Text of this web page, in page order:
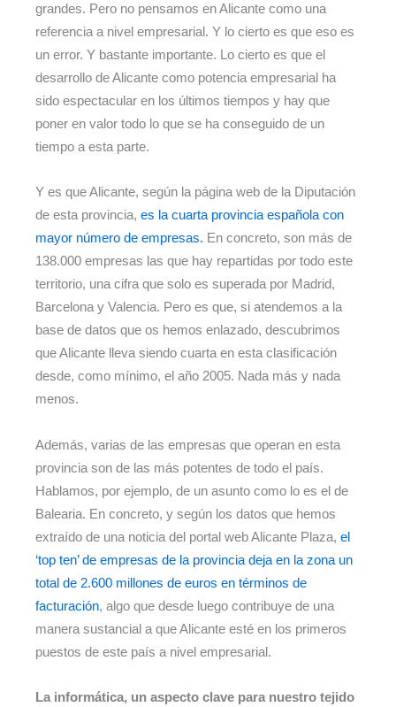
grandes. Pero no pensamos en Alicante como una
referencia a nivel empresarial. Y lo cierto es que eso es
un error. Y bastante importante. Lo cierto es que el
desarrollo de Alicante como potencia empresarial ha
sido espectacular en los últimos tiempos y hay que
poner en valor todo lo que se ha conseguido de un
tiempo a esta parte.
Y es que Alicante, según la página web de la Diputación
de esta provincia, es la cuarta provincia española con
mayor número de empresas. En concreto, son más de
138.000 empresas las que hay repartidas por todo este
territorio, una cifra que solo es superada por Madrid,
Barcelona y Valencia. Pero es que, si atendemos a la
base de datos que os hemos enlazado, descubrimos
que Alicante lleva siendo cuarta en esta clasificación
desde, como mínimo, el año 2005. Nada más y nada
menos.
Además, varias de las empresas que operan en esta
provincia son de las más potentes de todo el país.
Hablamos, por ejemplo, de un asunto como lo es el de
Balearia. En concreto, y según los datos que hemos
extraído de una noticia del portal web Alicante Plaza, el
‘top ten’ de empresas de la provincia deja en la zona un
total de 2.600 millones de euros en términos de
facturación, algo que desde luego contribuye de una
manera sustancial a que Alicante esté en los primeros
puestos de este país a nivel empresarial.
La informática, un aspecto clave para nuestro tejido